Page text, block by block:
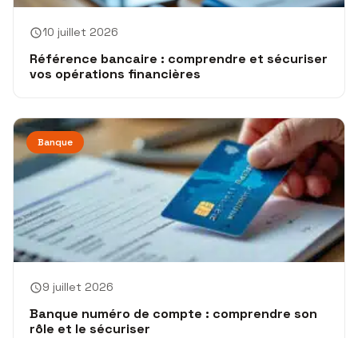
10 juillet 2026
Référence bancaire : comprendre et sécuriser
vos opérations financières
Banque
9 juillet 2026
Banque numéro de compte : comprendre son
rôle et le sécuriser